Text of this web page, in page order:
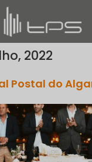
2022
Postal do